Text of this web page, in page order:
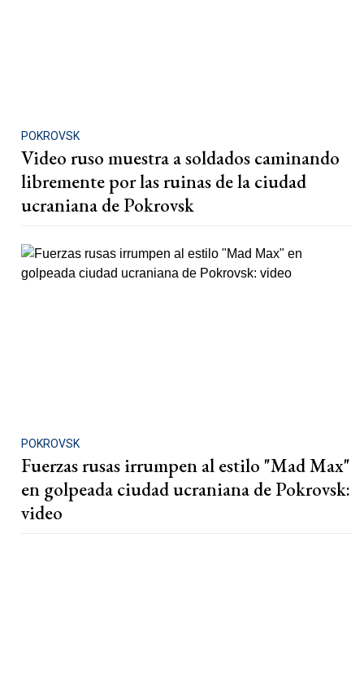
POKROVSK
Video ruso muestra a soldados caminando
libremente por las ruinas de la ciudad
ucraniana de Pokrovsk
POKROVSK
Fuerzas rusas irrumpen al estilo "Mad Max"
en golpeada ciudad ucraniana de Pokrovsk:
video